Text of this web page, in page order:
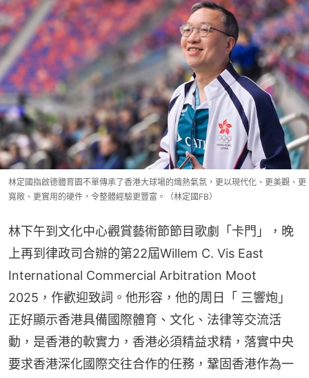
林定國指啟德體育園不單傳承了香港大球場的熾熱氣氛，更以現代化、更美觀、更
寬敞、更實用的硬件，令整體經驗更豐富。（林定國FB）
林下午到文化中心觀賞藝術節節目歌劇「卡門」，晚
上再到律政司合辦的第22屆Willem C. Vis East
International Commercial Arbitration Moot
2025，作歡迎致詞。他形容，他的周日「 三響炮」
正好顯示香港具備國際體育、文化、法律等交流活
動，是香港的軟實力，香港必須精益求精，落實中央
要求香港深化國際交往合作的任務，鞏固香港作為一